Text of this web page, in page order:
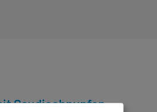
Gaudischnupfen